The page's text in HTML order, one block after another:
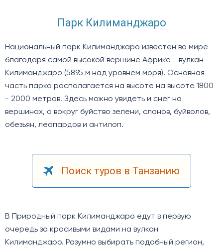
Парк Килиманджаро
Национальный парк Килиманджаро известен во мире
благодаря самой высокой вершине Африке - вулкан
Килиманджаро (5895 м над уровнем моря). Основная
часть парка располагается на высоте на высоте 1800
- 2000 метров. Здесь можно увидеть и снег на
вершинах, а вокруг буйство зелени, слонов, буйволов,
обезьян, леопардов и антилоп.
Поиск туров в Танзанию
В Природный парк Килиманджаро едут в первую
очередь за красивыми видами на вулкан
Килиманджаро. Разумно выбирать подобный регион,